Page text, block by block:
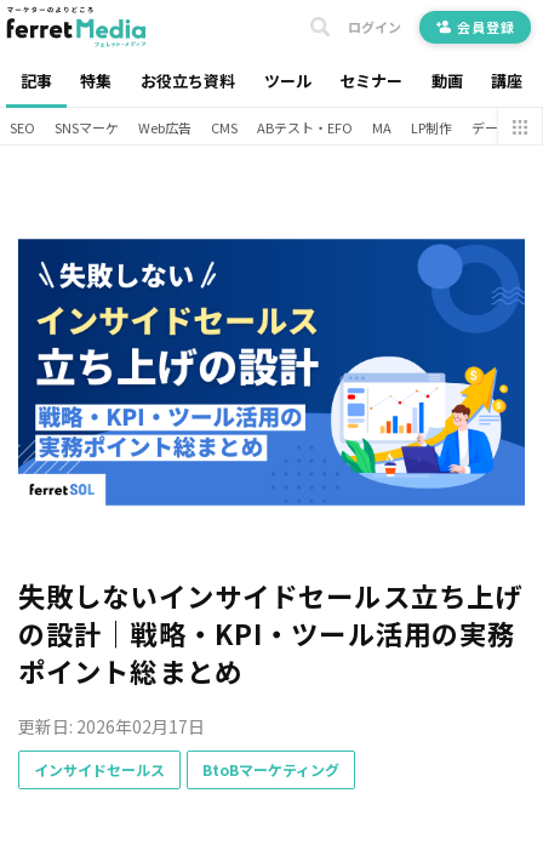
記事 特集 お役立ち資料 ツール セミナー 動画 講座
ログイン 会員登録
SEO SNSマーケ Web広告 CMS ABテスト・EFO MA LP制作 データ分析
失敗しないインサイドセールス立ち上げ
の設計｜戦略・KPI・ツール活用の実務
ポイント総まとめ
更新日: 2026年02月17日
インサイドセールス BtoBマーケティング